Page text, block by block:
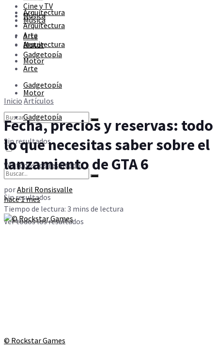
Arquitectura
Arte
Motor
Gadgetopía
Sin resultados
Ver todos los resultados
Música
Arquitectura
Arte
Motor
Gadgetopía
Sin resultados
Ver todos los resultados
Sin resultados
Ver todos los resultados
Cine y TV
Música
Arquitectura
Arte
Motor
Gadgetopía
Inicio Artículos
Fecha, precios y reservas: todo
lo que necesitas saber sobre el
lanzamiento de GTA 6
porAbril Ronsisvalle
hace 1 mes
Tiempo de lectura: 3 mins de lectura
© Rockstar Games